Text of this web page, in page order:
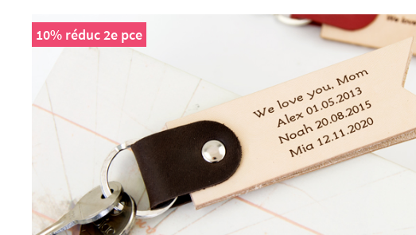
10% réduc 2e pce